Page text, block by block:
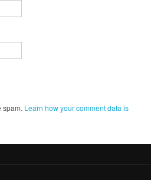
spam. Learn how your comment data is